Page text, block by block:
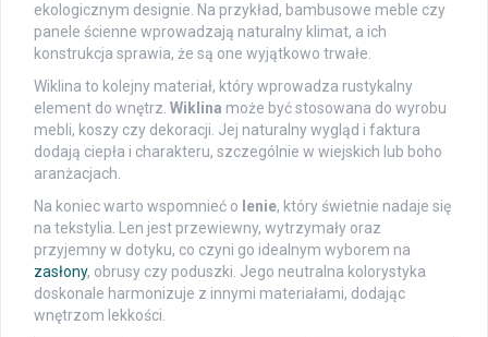
ekologicznym designie. Na przykład, bambusowe meble czy
panele ścienne wprowadzają naturalny klimat, a ich
konstrukcja sprawia, że są one wyjątkowo trwałe.
Wiklina to kolejny materiał, który wprowadza rustykalny
element do wnętrz. Wiklina może być stosowana do wyrobu
mebli, koszy czy dekoracji. Jej naturalny wygląd i faktura
dodają ciepła i charakteru, szczególnie w wiejskich lub boho
aranżacjach.
Na koniec warto wspomnieć o lenie, który świetnie nadaje się
na tekstylia. Len jest przewiewny, wytrzymały oraz
przyjemny w dotyku, co czyni go idealnym wyborem na
zasłony, obrusy czy poduszki. Jego neutralna kolorystyka
doskonale harmonizuje z innymi materiałami, dodając
wnętrzom lekkości.